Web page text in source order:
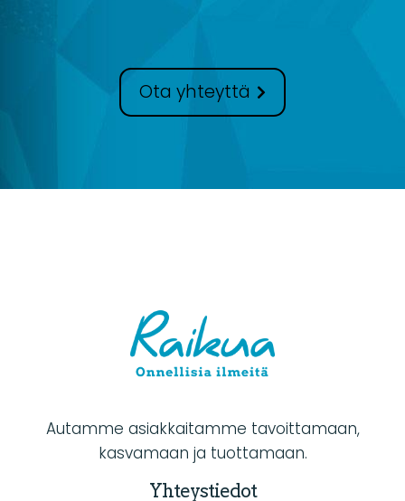
Ota yhteyttä
Autamme asiakkaitamme tavoittamaan,
kasvamaan ja tuottamaan.
Yhteystiedot